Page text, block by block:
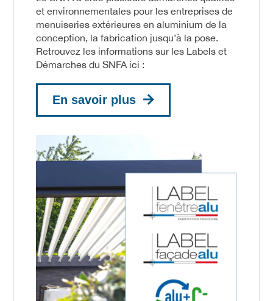
et environnementales pour les entreprises de
menuiseries extérieures en aluminium de la
conception, la fabrication jusqu’à la pose.
Retrouvez les informations sur les Labels et
Démarches du SNFA ici :
En savoir plus